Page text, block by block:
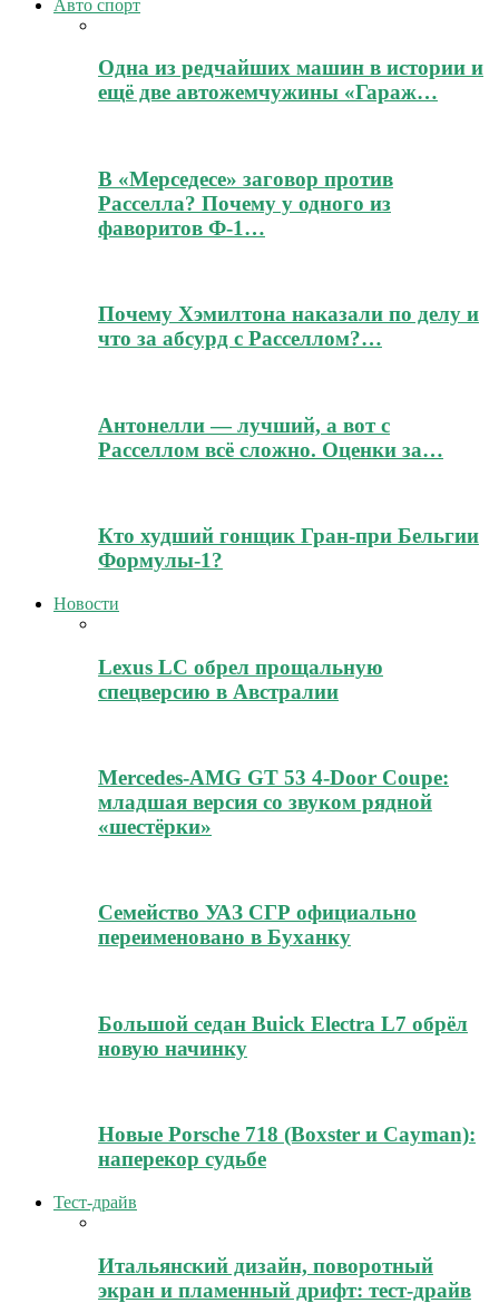
Авто спорт
Одна из редчайших машин в истории и
ещё две автожемчужины «Гараж…
В «Мерседесе» заговор против
Расселла? Почему у одного из
фаворитов Ф-1…
Почему Хэмилтона наказали по делу и
что за абсурд с Расселлом?…
Антонелли — лучший, а вот с
Расселлом всё сложно. Оценки за…
Кто худший гонщик Гран-при Бельгии
Формулы-1?
Новости
Lexus LC обрел прощальную
спецверсию в Австралии
Mercedes-AMG GT 53 4-Door Coupe:
младшая версия со звуком рядной
«шестёрки»
Семейство УАЗ СГР официально
переименовано в Буханку
Большой седан Buick Electra L7 обрёл
новую начинку
Новые Porsche 718 (Boxster и Cayman):
наперекор судьбе
Тест-драйв
Итальянский дизайн, поворотный
экран и пламенный дрифт: тест-драйв